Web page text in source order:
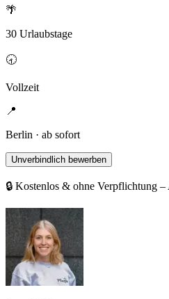
🌴
30 Urlaubstage
🕣
Vollzeit
📍
Berlin · ab sofort
Unverbindlich bewerben
🔒 Kostenlos & ohne Verpflichtung